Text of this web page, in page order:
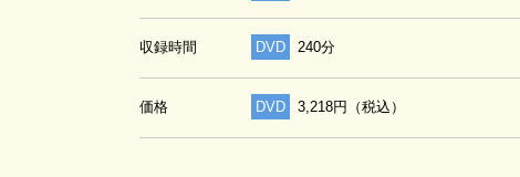
収録時間 DVD 240分
価格 DVD 3,218円（税込）